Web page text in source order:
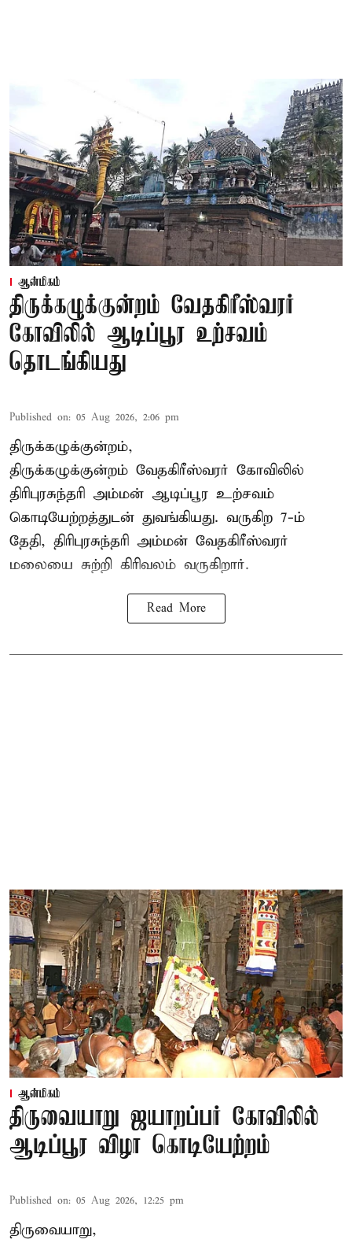
ஆன்மிகம்
திருக்கழுக்குன்றம் வேதகிரீஸ்வரர்
கோவிலில் ஆடிப்பூர உற்சவம்
தொடங்கியது
Published on: 05 Aug 2026, 2:06 pm
திருக்கழுக்குன்றம்,
திருக்கழுக்குன்றம் வேதகிரீஸ்வரர் கோவிலில்
திரிபுரசுந்தரி அம்மன் ஆடிப்பூர உற்சவம்
கொடியேற்றத்துடன் துவங்கியது. வருகிற 7-ம்
தேதி, திரிபுரசுந்தரி அம்மன் வேதகிரீஸ்வரர்
மலையை சுற்றி கிரிவலம் வருகிறார்.
Read More
ஆன்மிகம்
திருவையாறு ஜயாறப்பர் கோவிலில்
ஆடிப்பூர விழா கொடியேற்றம்
Published on: 05 Aug 2026, 12:25 pm
திருவையாறு,